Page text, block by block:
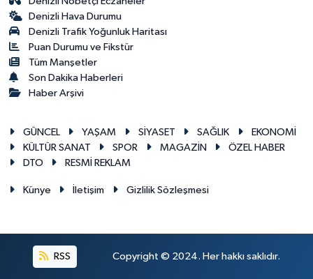
Denizli Hava Durumu
Denizli Trafik Yoğunluk Haritası
Puan Durumu ve Fikstür
Tüm Manşetler
Son Dakika Haberleri
Haber Arşivi
GÜNCEL YAŞAM SİYASET SAĞLIK
EKONOMİ
KÜLTÜR SANAT
SPOR MAGAZİN
ÖZEL HABER
DTO
RESMİ REKLAM
Künye İletişim Gizlilik Sözleşmesi
RSS Copyright © 2024. Her hakkı saklıdır.